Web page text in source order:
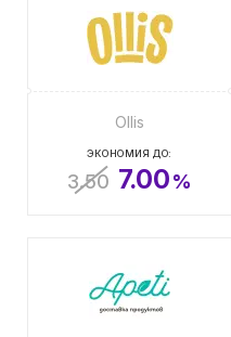
Ollis
ЭКОНОМИЯ ДО:
3.50 7.00%